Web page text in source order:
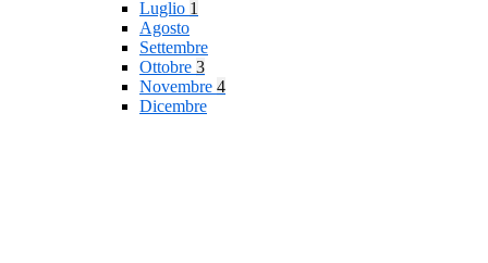
Luglio 1
Agosto
Settembre
Ottobre 3
Novembre 4
Dicembre